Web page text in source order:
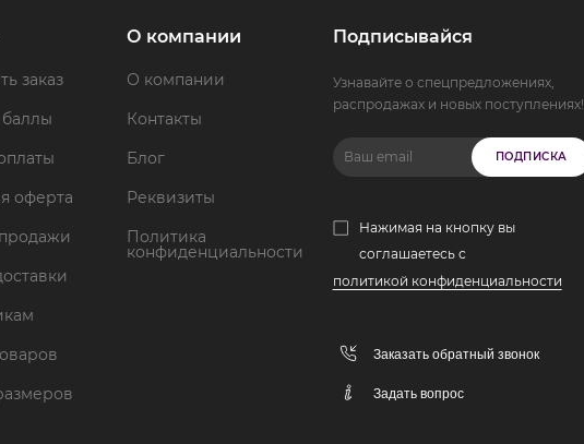
заказ
оферта
О компании
О компании
Контакты
Блог
Реквизиты
Политика
конфиденциальности
Подписывайся
Узнавайте о спецпредложениях,
распродажах и новых поступлениях!
ПОДПИСКА
Нажимая на кнопку вы
соглашаетесь с
политикой конфиденциальности
Заказать обратный звонок
Задать вопрос